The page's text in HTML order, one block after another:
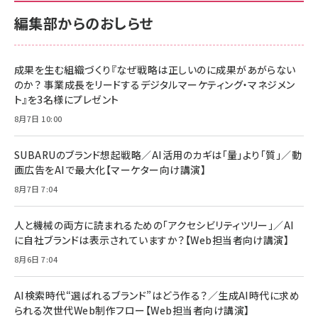
anan(アンアン)2026/06/24号 No.2500増刊
スペシャルエディション[王道エンタメの矜持／
￥1,100
anan(アンアン)2026/07/08号 No.2502[2026
￥880
ママ投資家が育休中に１億貯めた株式投資
組織の成果を最大化する ルールのデザイン
￥1,980
Amazonランキングをもっと見る
サポート正規品 メーカー保証5年 KLMEA128G
NIMASO ガラスフィルム iPhone 17 用 保護フィ
すい ガイド枠付き いPhone17 (6.3インチ) 対応
2枚セット DSP25F1698
￥1,599
￥6,980
全ワイヤレスイヤホン/アクティブノイズキャンセリ
技術基準適合】ブラック
￥5,990
ケーブル Anker絡まないケーブル 240W 結束バン
ド付き USB PD対応 シリコン素材採用 iPhone
17 / 16 / 15 / Galaxy iPad Pro MacBook
Pro/Air 各種対応 (1.8m ミッドナイトブラック)
￥1,890
サポート正規品 メーカー保証5年 KLMEA128G
Amazon eギフトカード - Amazonロゴ - クラ
￥5,000
Anker PowerLine III Flow USB-C & USB-C
Pro/Air 各種対応 (1.8m ミッドナイトブラック)
￥1,890
サッポロ 生ビール 黒ラベル 350ml 缶 24本 ビー
ル ケース買い【6/30応募〆切! 黒ラベルビヤセラー
￥4,857
編集部からのおしらせ
成果を生む組織づくり『なぜ戦略は正しいのに成果があがらない
のか？ 事業成長をリードするデジタルマーケティング・マネジメン
ト』を3名様にプレゼント
8月7日 10:00
SUBARUのブランド想起戦略／AI活用のカギは「量」より「質」／動
画広告をAIで最大化【マーケター向け講演】
8月7日 7:04
人と機械の両方に読まれるための「アクセシビリティツリー」／AI
に自社ブランドは表示されていますか？【Web担当者向け講演】
8月6日 7:04
AI検索時代“選ばれるブランド”はどう作る？／生成AI時代に求め
られる次世代Web制作フロー【Web担当者向け講演】